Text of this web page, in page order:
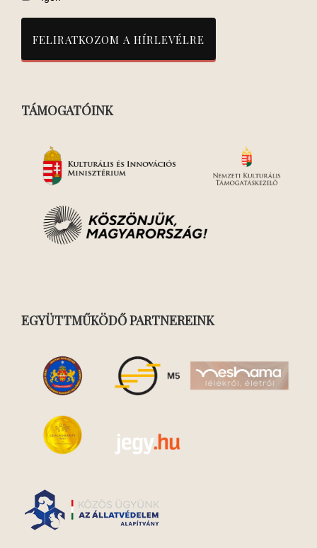
TÁMOGATÓINK
EGYÜTTMŰKÖDŐ PARTNEREINK